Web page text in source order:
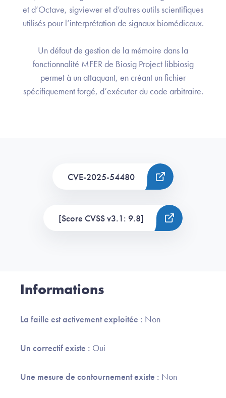
et d’Octave, sigviewer et d’autres outils scientifiques
utilisés pour l’interprétation de signaux biomédicaux.
Un défaut de gestion de la mémoire dans la
fonctionnalité MFER de Biosig Project libbiosig
permet à un attaquant, en créant un fichier
spécifiquement forgé, d’exécuter du code arbitraire.
CVE-2025-54480
[Score CVSS v3.1: 9.8]
Informations
La faille est activement exploitée : Non
Un correctif existe : Oui
Une mesure de contournement existe : Non